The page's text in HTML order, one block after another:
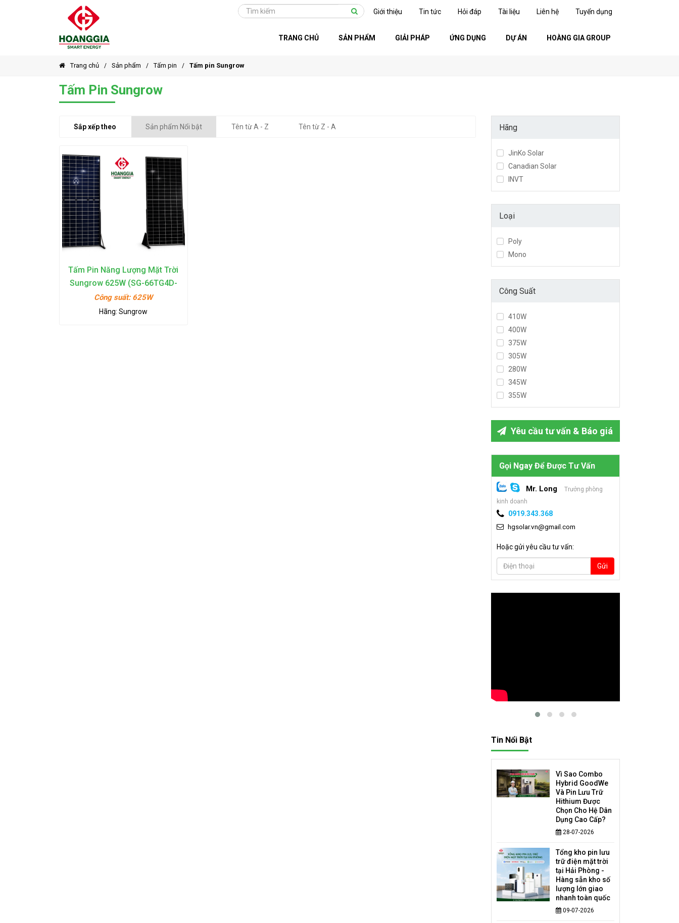
Giới thiệu Tin tức Hỏi đáp Tài liệu Liên hệ Tuyển dụng
TRANG CHỦ SẢN PHẨM GIẢI PHÁP ỨNG DỤNG DỰ ÁN HOÀNG GIA GROUP
Trang chủ Sản phẩm Tấm pin Tấm pin Sungrow
Tấm Pin Sungrow
Sắp xếp theo Sản phẩm Nổi bật Tên từ A - Z Tên từ Z - A
Tấm Pin Năng Lượng Mặt Trời
Sungrow 625W (SG-66TG4D-
625W)
Công suất: 625W
Hãng:Sungrow
Hãng
JinKo Solar
Canadian Solar
INVT
Loại
Poly
Mono
Công Suất
410W
400W
375W
305W
280W
345W
355W
Yêu cầu tư vấn & Báo giá
Gọi Ngay Để Được Tư Vấn
Mr. Long
Trưởng phòng
kinh doanh
0919.343.368
hgsolar.vn@gmail.com
Hoặc gửi yêu cầu tư vấn:
Gửi
Tin Nổi Bật
Vì Sao Combo
Hybrid GoodWe
Và Pin Lưu Trữ
Hithium Được
Chọn Cho Hệ Dân
Dụng Cao Cấp?
28-07-2026
Tổng kho pin lưu
trữ điện mặt trời
tại Hải Phòng -
Hàng sẵn kho số
lượng lớn giao
nhanh toàn quốc
09-07-2026